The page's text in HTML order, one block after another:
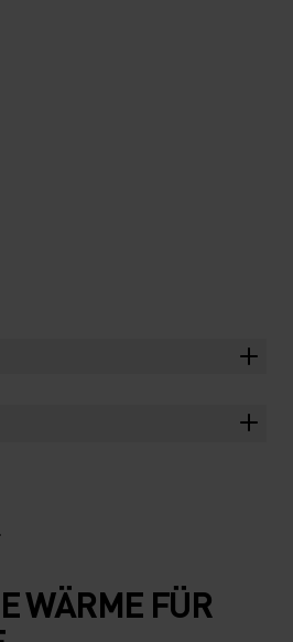
WÄRME FÜR